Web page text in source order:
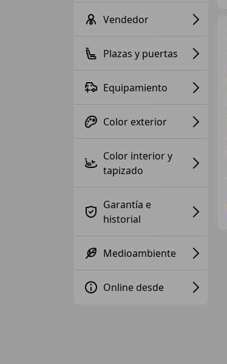
Vendedor
Plazas y puertas
Equipamiento
Color exterior
Color interior y
tapizado
Garantía e
historial
Medioambiente
Online desde